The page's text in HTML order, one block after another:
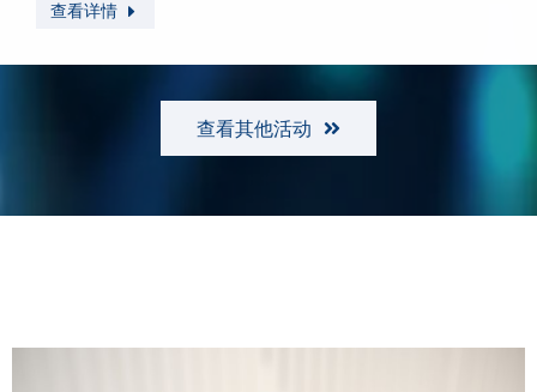
查看详情
查看其他活动